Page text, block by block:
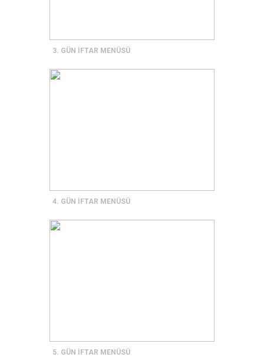
3. GÜN İFTAR MENÜSÜ
4. GÜN İFTAR MENÜSÜ
5. GÜN İFTAR MENÜSÜ